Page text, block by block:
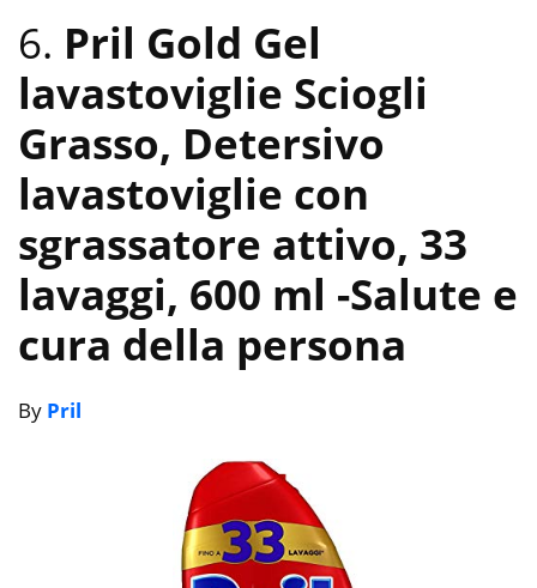
6. Pril Gold Gel
lavastoviglie Sciogli
Grasso, Detersivo
lavastoviglie con
sgrassatore attivo, 33
lavaggi, 600 ml -Salute e
cura della persona
By Pril